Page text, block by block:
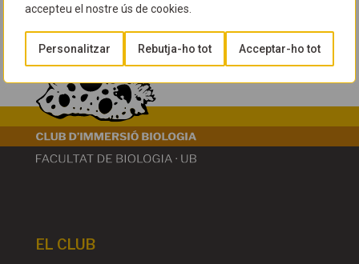
accepteu el nostre ús de cookies.
Personalitzar Rebutja-ho tot Acceptar-ho tot
Polystilifera, Família:Drepanophoridae,
Gibsonnemertes
EL CLUB